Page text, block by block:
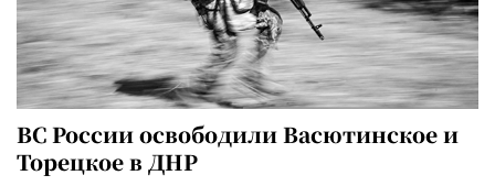
ВС России освободили Васютинское и
Торецкое в ДНР